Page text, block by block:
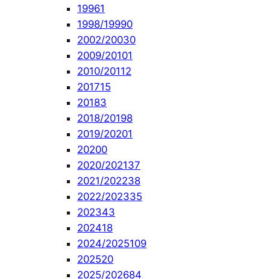
19961
1998/19990
2002/20030
2009/20101
2010/20112
201715
20183
2018/20198
2019/20201
20200
2020/202137
2021/202238
2022/202335
202343
202418
2024/2025109
202520
2025/202684